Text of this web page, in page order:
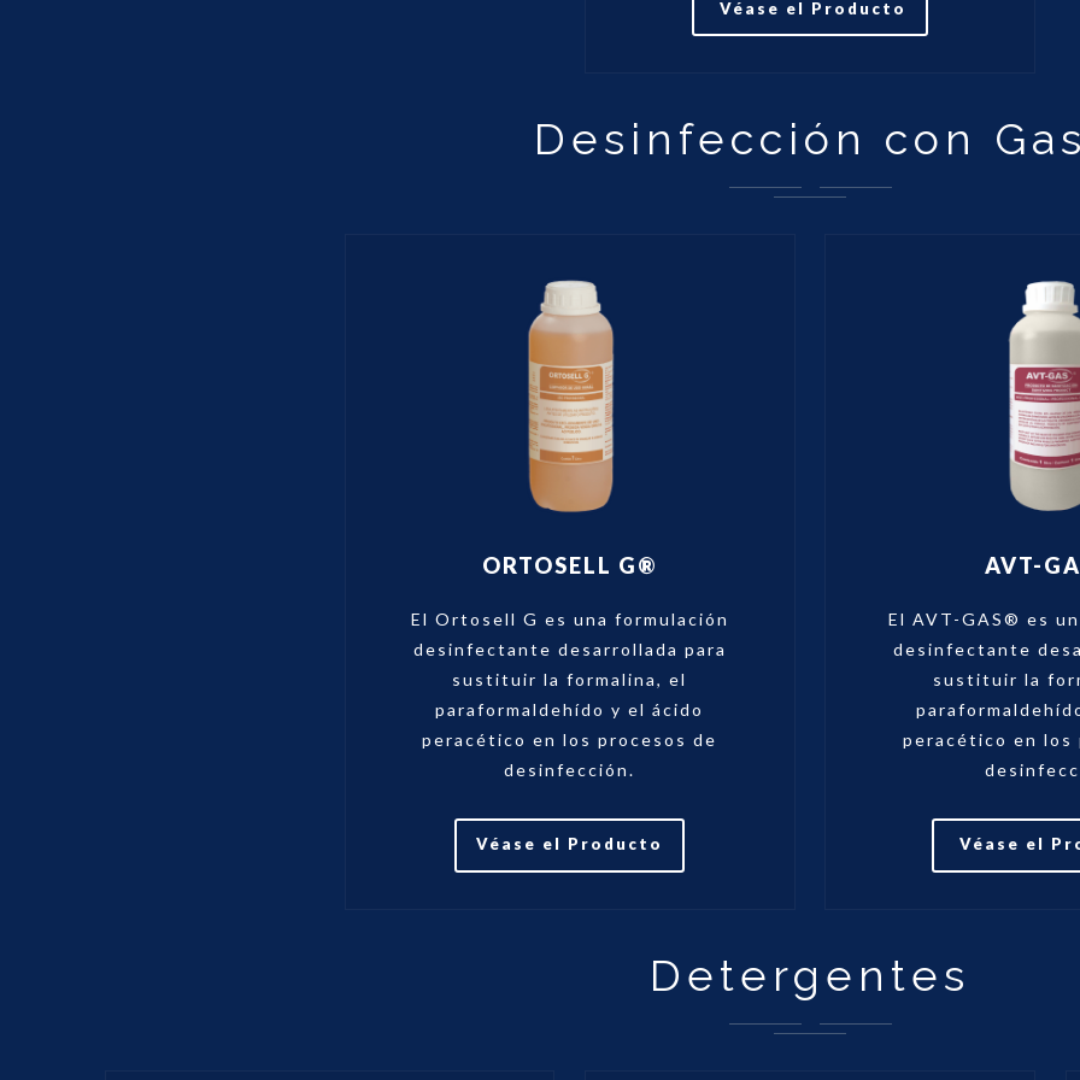
Véase el Producto
Desinfección con
ORTOSELL G®
El Ortosell G es una formulación
desinfectante desarrollada para
sustituir la formalina, el
paraformaldehído y el ácido
peracético en los procesos de
desinfección.
Véase el Producto
AVT-
El AVT-GAS® es
desinfectante
sustituir la
peracético en los
Véase el
Detergentes